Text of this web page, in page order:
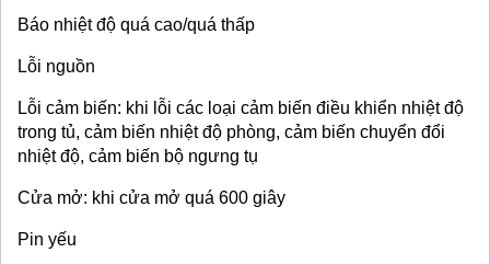
Báo nhiệt độ quá cao/quá thấp
Lỗi nguồn
Lỗi cảm biến: khi lỗi các loại cảm biến điều khiển nhiệt độ
trong tủ, cảm biến nhiệt độ phòng, cảm biến chuyển đổi
nhiệt độ, cảm biến bộ ngưng tụ
Cửa mở: khi cửa mở quá 600 giây
Pin yếu